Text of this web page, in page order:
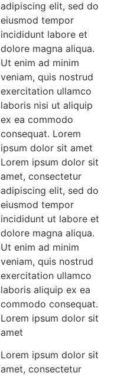
adipiscing elit, sed do
eiusmod tempor
incididunt labore et
dolore magna aliqua.
Ut enim ad minim
veniam, quis nostrud
exercitation ullamco
laboris nisi ut aliquip
ex ea commodo
consequat. Lorem
ipsum dolor sit amet
Lorem ipsum dolor sit
amet, consectetur
adipiscing elit, sed do
eiusmod tempor
incididunt ut labore et
dolore magna aliqua.
Ut enim ad minim
veniam, quis nostrud
exercitation ullamco
laboris aliquip ex ea
commodo consequat.
Lorem ipsum dolor sit
amet
Lorem ipsum dolor sit
amet, consectetur